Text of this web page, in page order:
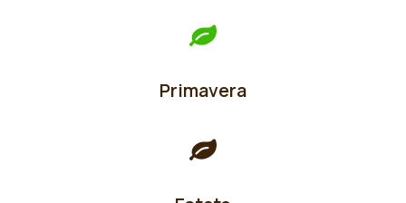
Primavera